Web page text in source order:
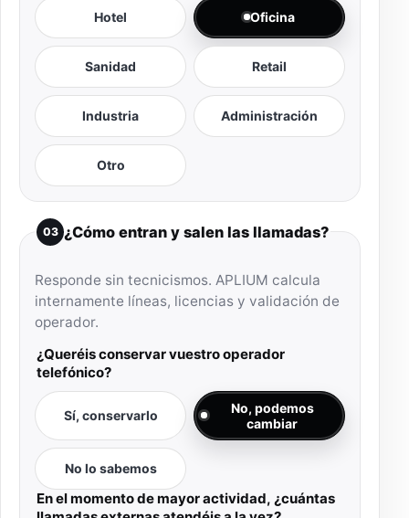
Hotel Oficina
Sanidad Retail
Industria Administración
Otro
03 ¿Cómo entran y salen las llamadas?
Responde sin tecnicismos. APLIUM calcula
internamente líneas, licencias y validación de
operador.
¿Queréis conservar vuestro operador
telefónico?
Sí, conservarlo
No, podemos
cambiar
No lo sabemos
En el momento de mayor actividad, ¿cuántas